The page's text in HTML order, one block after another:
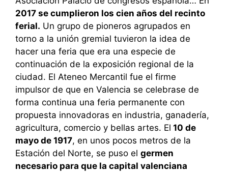
2017 se cumplieron los cien años del recinto
ferial. Un grupo de pioneros agrupados en
torno a la unión gremial tuvieron la idea de
hacer una feria que era una especie de
continuación de la exposición regional de la
ciudad. El Ateneo Mercantil fue el firme
impulsor de que en Valencia se celebrase de
forma continua una feria permanente con
propuesta innovadoras en industria, ganadería,
agricultura, comercio y bellas artes. El 10 de
mayo de 1917, en unos pocos metros de la
Estación del Norte, se puso el germen
necesario para que la capital valenciana